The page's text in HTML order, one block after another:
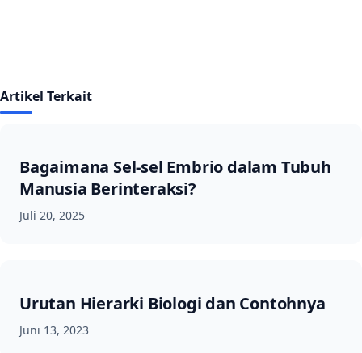
Artikel Terkait
Bagaimana Sel-sel Embrio dalam Tubuh
Manusia Berinteraksi?
Juli 20, 2025
Urutan Hierarki Biologi dan Contohnya
Juni 13, 2023